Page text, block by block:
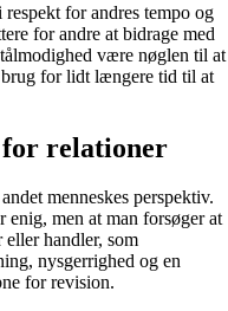
for andres tempo og
for andre at bidrage med
være nøglen til at
brug for lidt længere tid til at
for relationer
menneskes perspektiv.
men at man forsøger at
handler, som
nysgerrighed og en
for revision.